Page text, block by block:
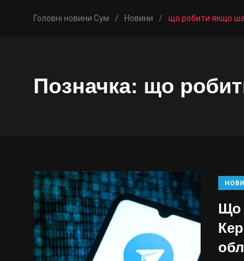
Головні новини Сум / Новини / що робити якщо
Позначка: що
Що